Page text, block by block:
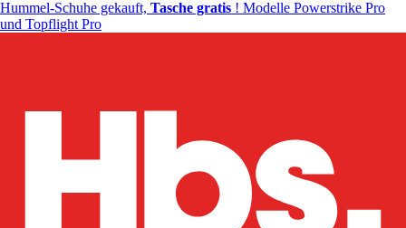
Hummel-Schuhe gekauft, Tasche gratis ! Modelle Powerstrike Pro
und Topflight Pro